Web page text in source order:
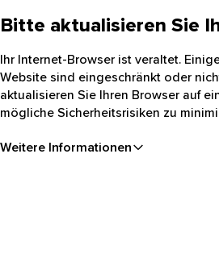
Bitte aktualisieren Sie
Ihr Internet-Browser ist veraltet.
Website sind eingeschränkt oder
aktualisieren Sie Ihren Browser auf
mögliche Sicherheitsrisiken zu
Weitere Informationen